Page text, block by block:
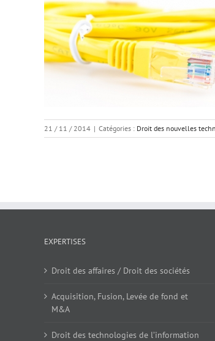
21 / 11 / 2014 | Catégories : Droit des nouvelles
EXPERTISES
Droit des affaires / Droit des sociétés
Acquisition, Fusion, Levée de fond et
M&A
Droit des technologies de l’information